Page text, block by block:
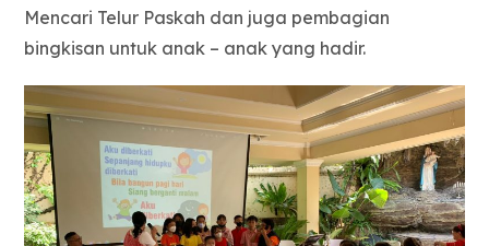
Mencari Telur Paskah dan juga pembagian
bingkisan untuk anak – anak yang hadir.